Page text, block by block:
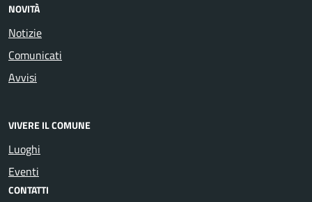
NOVITÀ
Notizie
Comunicati
Avvisi
VIVERE IL COMUNE
Luoghi
Eventi
CONTATTI